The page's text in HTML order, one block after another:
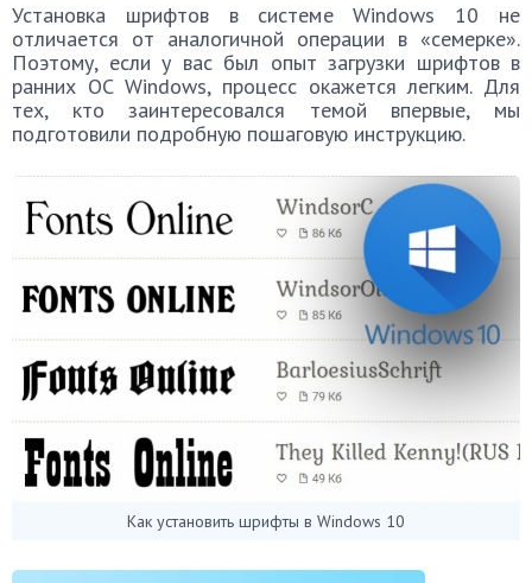
Установка шрифтов в системе Windows 10 не
отличается от аналогичной операции в «семерке».
Поэтому, если у вас был опыт загрузки шрифтов в
ранних ОС Windows, процесс окажется легким. Для
тех, кто заинтересовался темой впервые, мы
подготовили подробную пошаговую инструкцию.
Как установить шрифты в Windows 10